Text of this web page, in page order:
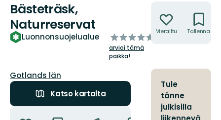
Bästeträsk,
Naturreservat
Luonnonsuojelualue
/5
tähteä
arvioi tämä
paikka!
Kunta:
Gotlands län
Katso kartalta
Vierailtu Tallenna
Tule
tänne
julkisilla